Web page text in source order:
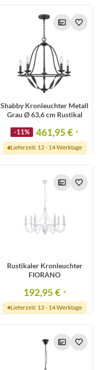
Shabby Kronleuchter Metall
Grau Ø 63,6 cm Rustikal
-11% 461,95 € *
Lieferzeit: 12 - 14 Werktage
Rustikaler Kronleuchter
FIORANO
192,95 € *
Lieferzeit: 12 - 14 Werktage